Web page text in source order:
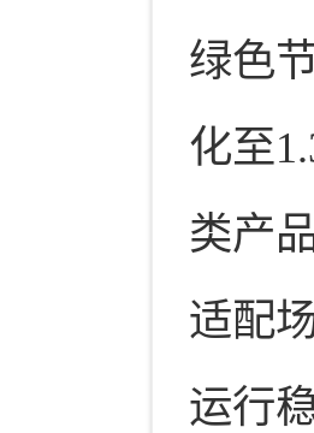
绿色
化至
类产
适配
运行